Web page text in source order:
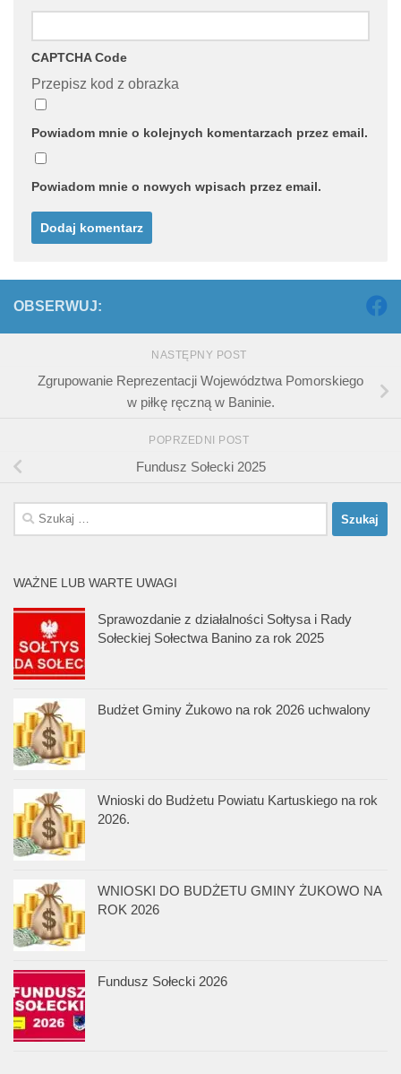
CAPTCHA Code
Przepisz kod z obrazka
Powiadom mnie o kolejnych komentarzach przez email.
Powiadom mnie o nowych wpisach przez email.
OBSERWUJ:
NASTĘPNY POST
Zgrupowanie Reprezentacji Województwa Pomorskiego
w piłkę ręczną w Baninie.
POPRZEDNI POST
Fundusz Sołecki 2025
Szukaj:
WAŻNE LUB WARTE UWAGI
Sprawozdanie z działalności Sołtysa i Rady
Sołeckiej Sołectwa Banino za rok 2025
Budżet Gminy Żukowo na rok 2026 uchwalony
Wnioski do Budżetu Powiatu Kartuskiego na rok
2026.
WNIOSKI DO BUDŻETU GMINY ŻUKOWO NA
ROK 2026
Fundusz Sołecki 2026